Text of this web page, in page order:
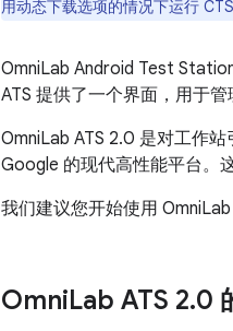
用动态下载选项的情况下运行
OmniLab Android Test
ATS 提供了一个界面，用于
OmniLab ATS 2.0 是对工作
Google 的现代高性能平台。
我们建议您开始使用
OmniLab ATS 2.0